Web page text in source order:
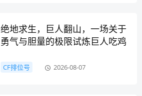
绝地求生，巨人翻山，一场关于
勇气与胆量的极限试炼巨人吃鸡
CF排位号 2026-08-07